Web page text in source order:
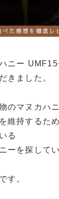
ニー
きました。
のマヌカハ
維持するた
る
ーを探して
す。